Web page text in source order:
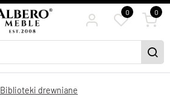
0 0
Biblioteki drewniane